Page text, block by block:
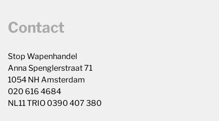
Contact
Stop Wapenhandel
Anna Spenglerstraat 71
1054 NH Amsterdam
020 616 4684
NL11 TRIO 0390 407 380